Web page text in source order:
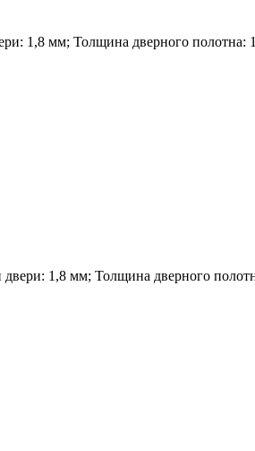
1,8 мм; Толщина дверного полотна:
1,8 мм; Толщина дверного